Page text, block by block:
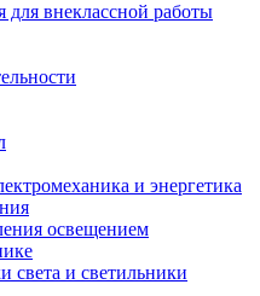
для внеклассной работы
и энергетика
освещением
света и светильники